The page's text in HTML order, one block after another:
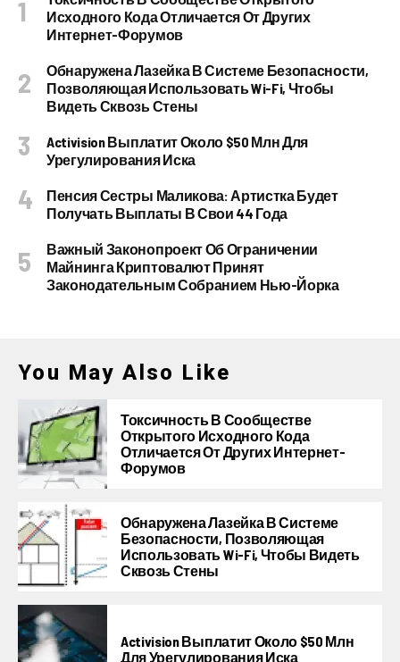
Исходного Кода Отличается От Других
Интернет-Форумов
Обнаружена Лазейка В Системе Безопасности,
Позволяющая Использовать Wi-Fi, Чтобы
Видеть Сквозь Стены
Activision Выплатит Около $50 Млн Для
Урегулирования Иска
Пенсия Сестры Маликова: Артистка Будет
Получать Выплаты В Свои 44 Года
Важный Законопроект Об Ограничении
Майнинга Криптовалют Принят
Законодательным Собранием Нью-Йорка
You May Also Like
Токсичность В Сообществе
Открытого Исходного Кода
Отличается От Других Интернет-
Форумов
Обнаружена Лазейка В Системе
Безопасности, Позволяющая
Использовать Wi-Fi, Чтобы Видеть
Сквозь Стены
Activision Выплатит Около $50 Млн
Для Урегулирования Иска